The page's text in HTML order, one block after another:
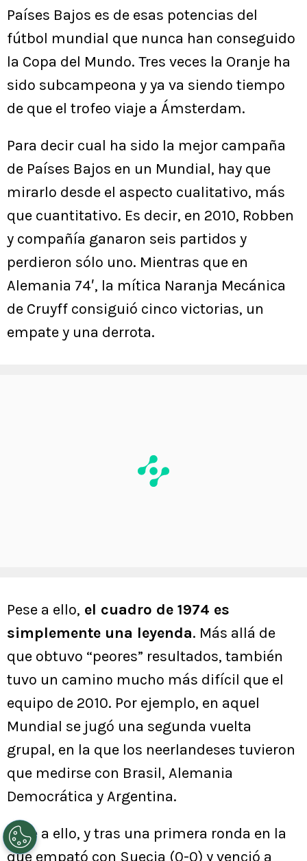
Países Bajos es de esas potencias del
fútbol mundial que nunca han conseguido
la Copa del Mundo. Tres veces la Oranje ha
sido subcampeona y ya va siendo tiempo
de que el trofeo viaje a Ámsterdam.
Para decir cual ha sido la mejor campaña
de Países Bajos en un Mundial, hay que
mirarlo desde el aspecto cualitativo, más
que cuantitativo. Es decir, en 2010, Robben
y compañía ganaron seis partidos y
perdieron sólo uno. Mientras que en
Alemania 74′, la mítica Naranja Mecánica
de Cruyff consiguió cinco victorias, un
empate y una derrota.
Pese a ello, el cuadro de 1974 es
simplemente una leyenda. Más allá de
que obtuvo “peores” resultados, también
tuvo un camino mucho más difícil que el
equipo de 2010. Por ejemplo, en aquel
Mundial se jugó una segunda vuelta
grupal, en la que los neerlandeses tuvieron
que medirse con Brasil, Alemania
Democrática y Argentina.
Pese a ello, y tras una primera ronda en la
que empató con Suecia (0-0) y venció a